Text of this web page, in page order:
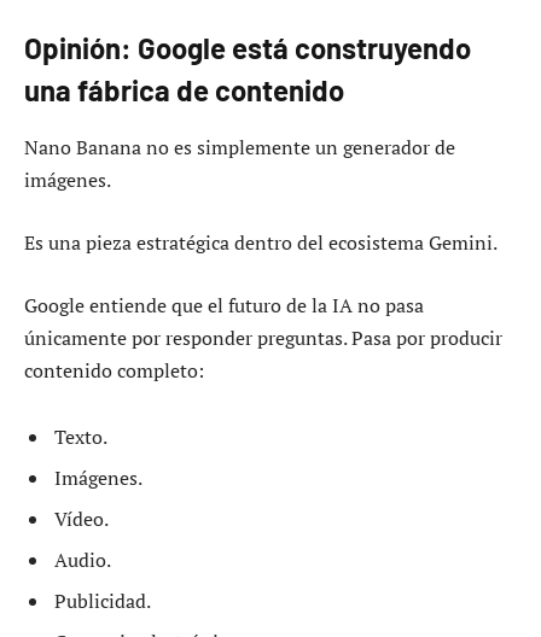
Opinión: Google está construyendo
una fábrica de contenido
Nano Banana no es simplemente un generador de
imágenes.
Es una pieza estratégica dentro del ecosistema Gemini.
Google entiende que el futuro de la IA no pasa
únicamente por responder preguntas. Pasa por producir
contenido completo:
Texto.
Imágenes.
Vídeo.
Audio.
Publicidad.